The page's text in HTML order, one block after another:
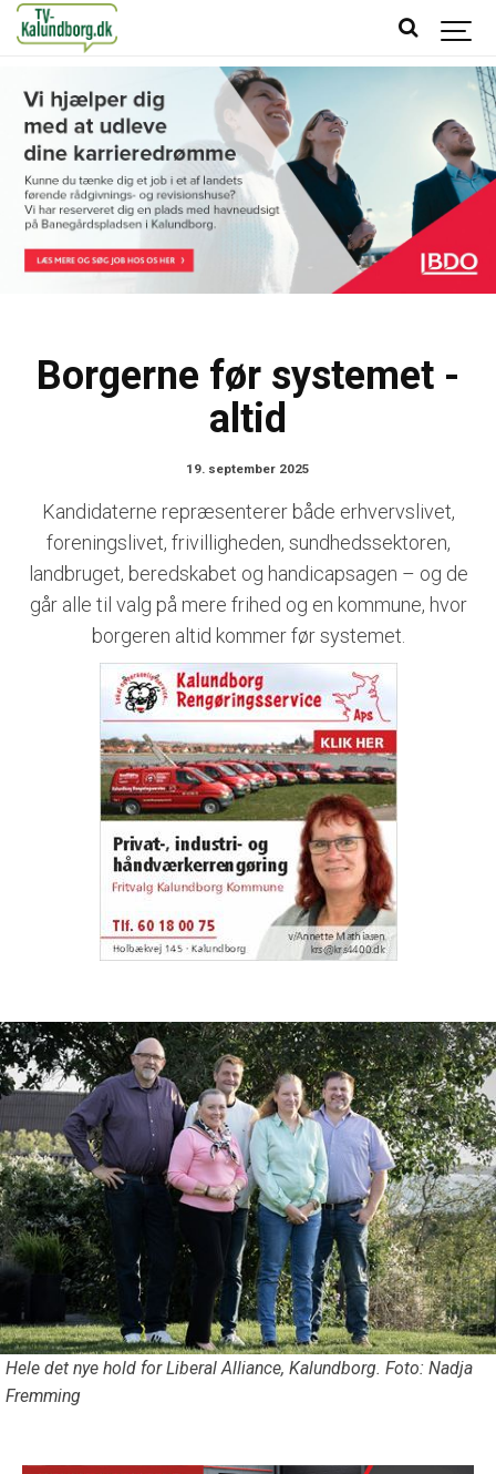
Borgerne før systemet -
altid
19. september 2025
Kandidaterne repræsenterer både erhvervslivet,
foreningslivet, frivilligheden, sundhedssektoren,
landbruget, beredskabet og handicapsagen – og de
går alle til valg på mere frihed og en kommune, hvor
borgeren altid kommer før systemet.
Hele det nye hold for Liberal Alliance, Kalundborg. Foto: Nadja
Fremming